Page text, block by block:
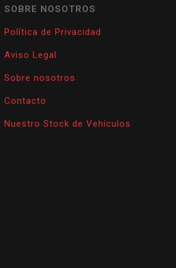
SOBRE NOSOTROS
Política de Privacidad
Aviso Legal
Sobre nosotros
Contacto
Nuestro Stock de Vehículos